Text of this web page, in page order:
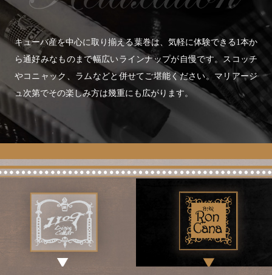
キューバ産を中心に取り揃える葉巻は、気軽に体験できる1本か
ら通好みなものまで幅広いラインナップが自慢です。スコッチ
やコニャック、ラムなどと併せてご堪能ください。マリアージ
ュ次第でその楽しみ方は幾重にも広がります。